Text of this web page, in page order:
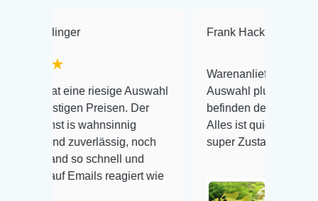
riesige Auswahl
Preisen. Der
wahnsinnig
noch
schnell und
reagiert wie
Frank Hackmayer ★★★★
Warenanlieferung Top und die
Auswahl plus gesundheitliches
befinden der Fische einwandfrei.
Alles ist quick lebendig und im
super Zustand. Gerne wieder 😃